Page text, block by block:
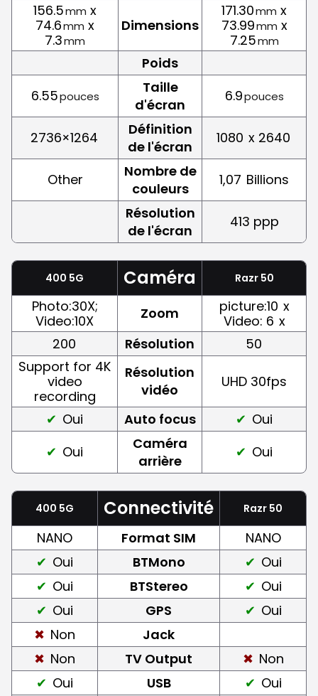
156.5mm x
74.6mm x
7.3mm
Dimensions
171.30mm x
73.99mm x
7.25mm
Poids
6.55pouces
Taille
d'écran
6.9pouces
2736×1264
Définition
de l'écran
1080 x 2640
Other
Nombre de
couleurs
1,07 Billions
Résolution
de l'écran
413 ppp
400 5G Caméra Razr 50
Photo:30X;
Video:10X
Zoom picture:10 x
Video: 6 x
200
Résolution
50
Support for 4K
video
recording
Résolution
vidéo
UHD 30fps
Oui Auto focus
Oui
Oui
Caméra
arrière
Oui
400 5G Connectivité Razr 50
NANO Format SIM
NANO
Oui
BTMono
Oui
Oui
BTStereo
Oui
Oui
GPS
Oui
Non
Jack
Non
TV Output
Non
Oui
USB
Oui